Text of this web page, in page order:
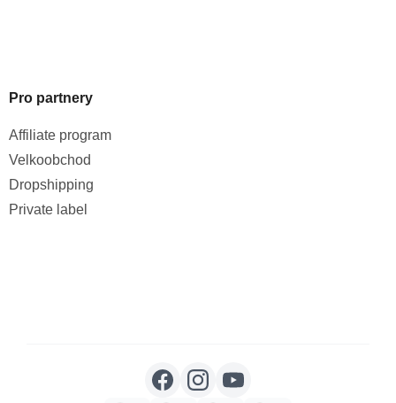
Pro partnery
Affiliate program
Velkoobchod
Dropshipping
Private label